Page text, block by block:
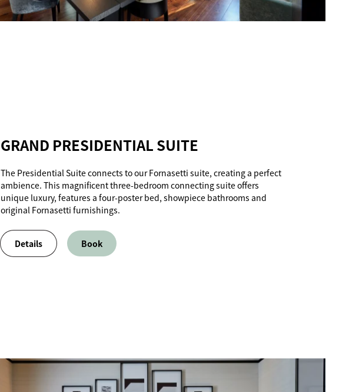
GRAND PRESIDENTIAL SUITE
The Presidential Suite connects to our Fornasetti suite, creating a perfect
ambience. This magnificent three-bedroom connecting suite offers
unique luxury, features a four-poster bed, showpiece bathrooms and
original Fornasetti furnishings.
Details Book